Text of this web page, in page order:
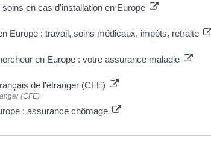
en cas d'installation en Europe
Europe : travail, soins médicaux, impôts, retraite
en Europe : votre assurance maladie
de l'étranger (CFE)
(CFE)
: assurance chômage